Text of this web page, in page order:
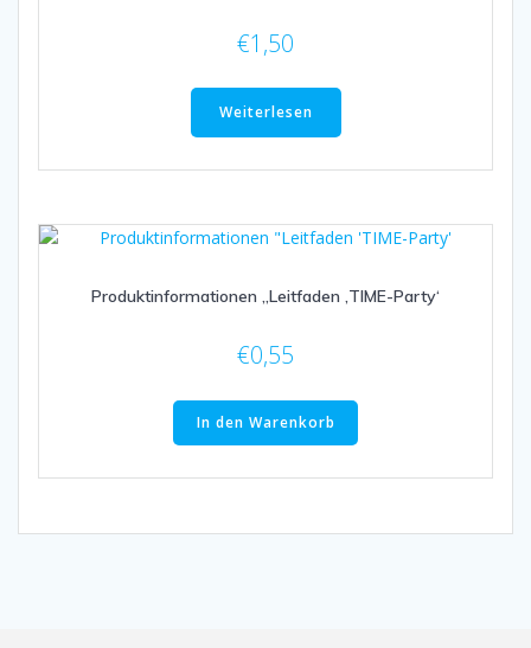
€1,50
Weiterlesen
Produktinformationen „Leitfaden ‚TIME-Party‘
€0,55
In den Warenkorb